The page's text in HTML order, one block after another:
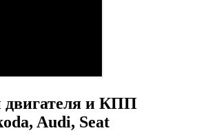
двигателя и КПП
Audi, Seat